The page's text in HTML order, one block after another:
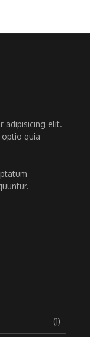
adipisicing elit.
quia
(1)